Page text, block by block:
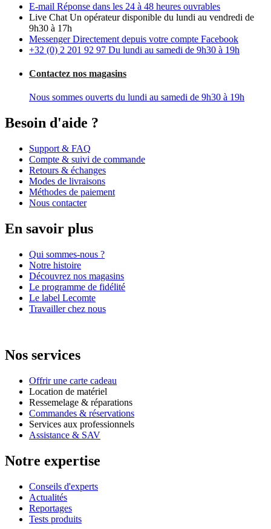
E-mail Réponse dans les 24 à 48 heures ouvrables
Live Chat Un opérateur disponible du lundi au vendredi de
9h30 à 17h
Messenger Directement depuis votre compte Facebook
+32 (0) 2 201 92 97 Du lundi au samedi de 9h30 à 19h
Contactez nos magasins
Nous sommes ouverts du lundi au samedi de 9h30 à 19h
Besoin d'aide ?
Support & FAQ
Compte & suivi de commande
Retours & échanges
Modes de livraisons
Méthodes de paiement
Nous contacter
En savoir plus
Qui sommes-nous ?
Notre histoire
Découvrez nos magasins
Le programme de fidélité
Le label Lecomte
Travailler chez nous
Nos services
Offrir une carte cadeau
Location de matériel
Ressemelage & réparations
Commandes & réservations
Services aux professionnels
Assistance & SAV
Notre expertise
Conseils d'experts
Actualités
Reportages
Tests produits